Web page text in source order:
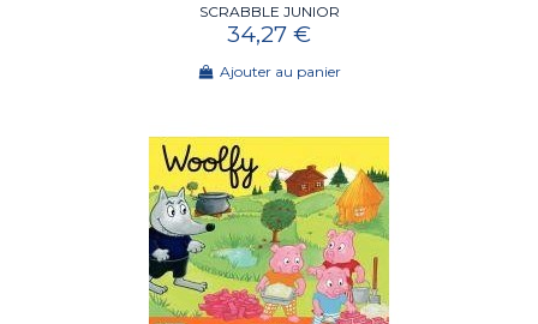
SCRABBLE JUNIOR
34,27 €
Ajouter au panier